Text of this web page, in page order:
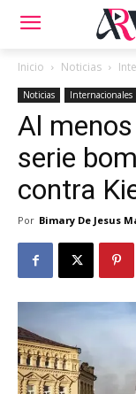
Inicio Noticias
Noticias Internacionales
Al
serie
contra
Por Bimary De Jesus